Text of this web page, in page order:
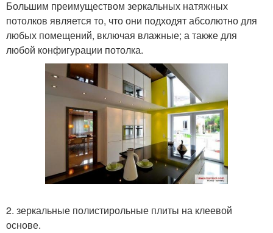
Большим преимуществом зеркальных натяжных
потолков является то, что они подходят абсолютно для
любых помещений, включая влажные; а также для
любой конфигурации потолка.
2. зеркальные полистирольные плиты на клеевой
основе.